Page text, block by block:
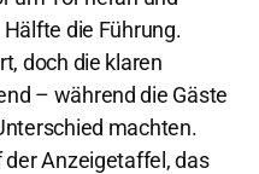
die Führung.
doch die klaren
– während die Gäste
machten.
der Anzeigetaffel, das